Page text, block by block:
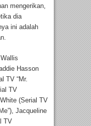
mengerikan,
dia
ini adalah
Hasson
TV “Mr.
TV
(Serial TV
Jacqueline
TV